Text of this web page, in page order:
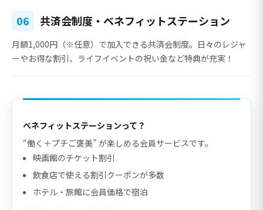
06 共済会制度・ベネフィットステーション
月額1,000円（※任意）で加入できる共済会制度。日々のレジャ
ーやお得な割引、ライフイベントの祝い金など特典が充実！
ベネフィットステーションって？
“働く＋プチご褒美” が楽しめる会員サービスです。
映画館のチケット割引
飲食店で使える割引クーポンが多数
ホテル・旅館に会員価格で宿泊